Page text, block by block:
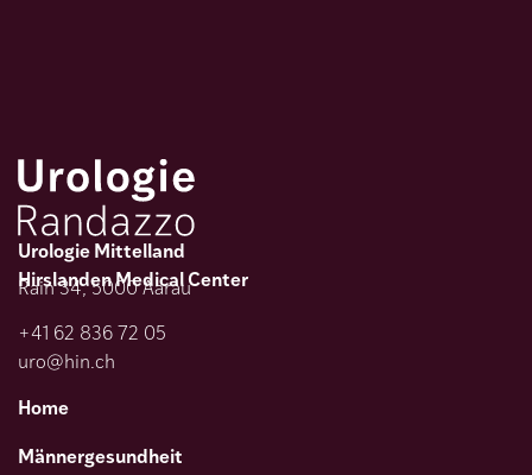
Urologie Mittelland
Hirslanden Medical Center
Rain 34, 5000 Aarau
+41 62 836 72 05
uro@hin.ch
Home
Männergesundheit